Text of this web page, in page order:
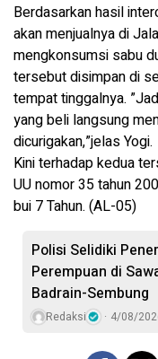
Berdasarkan hasil
akan menjualnya di
mengkonsumsi sabu
tersebut disimpan di
tempat tinggalnya.
yang beli langsung
dicurigakan,”jelas Yogi.
Kini terhadap kedua
UU nomor 35 tahun
bui 7 Tahun. (AL-05)
Polisi Selidiki
Perempuan di
Badrain-Sembung
Redaksi 4/08/